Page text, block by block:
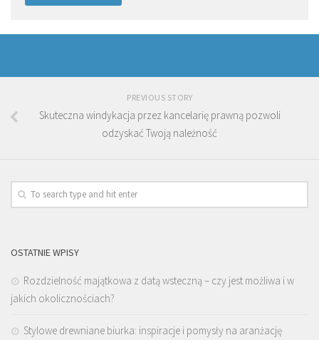
PREVIOUS STORY
Skuteczna windykacja przez kancelarię prawną pozwoli
odzyskać Twoją należność
OSTATNIE WPISY
Rozdzielność majątkowa z datą wsteczną – czy jest możliwa i w
jakich okolicznościach?
Stylowe drewniane biurka: inspiracje i pomysły na aranżację